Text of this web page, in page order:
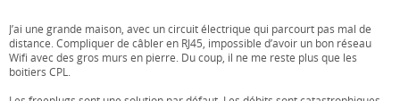
J’ai une grande maison, avec un circuit électrique qui parcourt pas mal de
distance. Compliquer de câbler en RJ45, impossible d’avoir un bon réseau
Wifi avec des gros murs en pierre. Du coup, il ne me reste plus que les
boitiers CPL.